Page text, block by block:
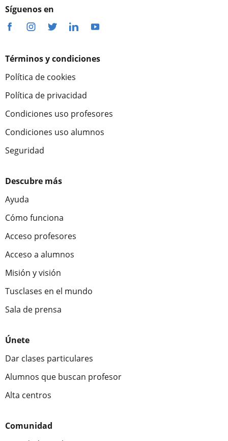
Síguenos en
Términos y condiciones
Política de cookies
Política de privacidad
Condiciones uso profesores
Condiciones uso alumnos
Seguridad
Descubre más
Ayuda
Cómo funciona
Acceso profesores
Acceso a alumnos
Misión y visión
Tusclases en el mundo
Sala de prensa
Únete
Dar clases particulares
Alumnos que buscan profesor
Alta centros
Comunidad